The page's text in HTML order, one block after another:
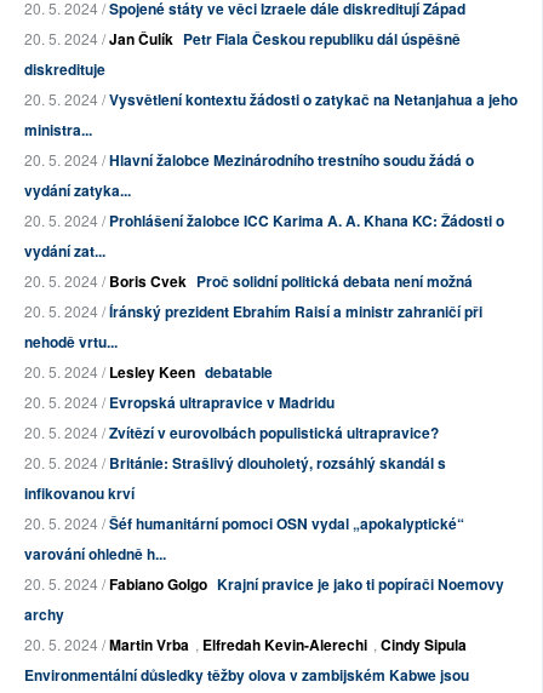
20. 5. 2024 /Spojené státy ve věci Izraele dále diskreditují Západ
20. 5. 2024 /Jan Čulík Petr Fiala Českou republiku dál úspěšně
diskredituje
20. 5. 2024 /Vysvětlení kontextu žádosti o zatykač na Netanjahua a jeho
ministra...
20. 5. 2024 /Hlavní žalobce Mezinárodního trestního soudu žádá o
vydání zatyka...
20. 5. 2024 /Prohlášení žalobce ICC Karima A. A. Khana KC: Žádosti o
vydání zat...
20. 5. 2024 /Boris Cvek Proč solidní politická debata není možná
20. 5. 2024 /Íránský prezident Ebrahím Raisí a ministr zahraničí při
nehodě vrtu...
20. 5. 2024 /Lesley Keen debatable
20. 5. 2024 /Evropská ultrapravice v Madridu
20. 5. 2024 /Zvítězí v eurovolbách populistická ultrapravice?
20. 5. 2024 /Británie: Strašlivý dlouholetý, rozsáhlý skandál s
infikovanou krví
20. 5. 2024 /Šéf humanitární pomoci OSN vydal „apokalyptické“
varování ohledně h...
20. 5. 2024 /Fabiano Golgo Krajní pravice je jako ti popírači Noemovy
archy
20. 5. 2024 /Martin Vrba , Elfredah Kevin-Alerechi , Cindy Sipula
Environmentální důsledky těžby olova v zambijském Kabwe jsou